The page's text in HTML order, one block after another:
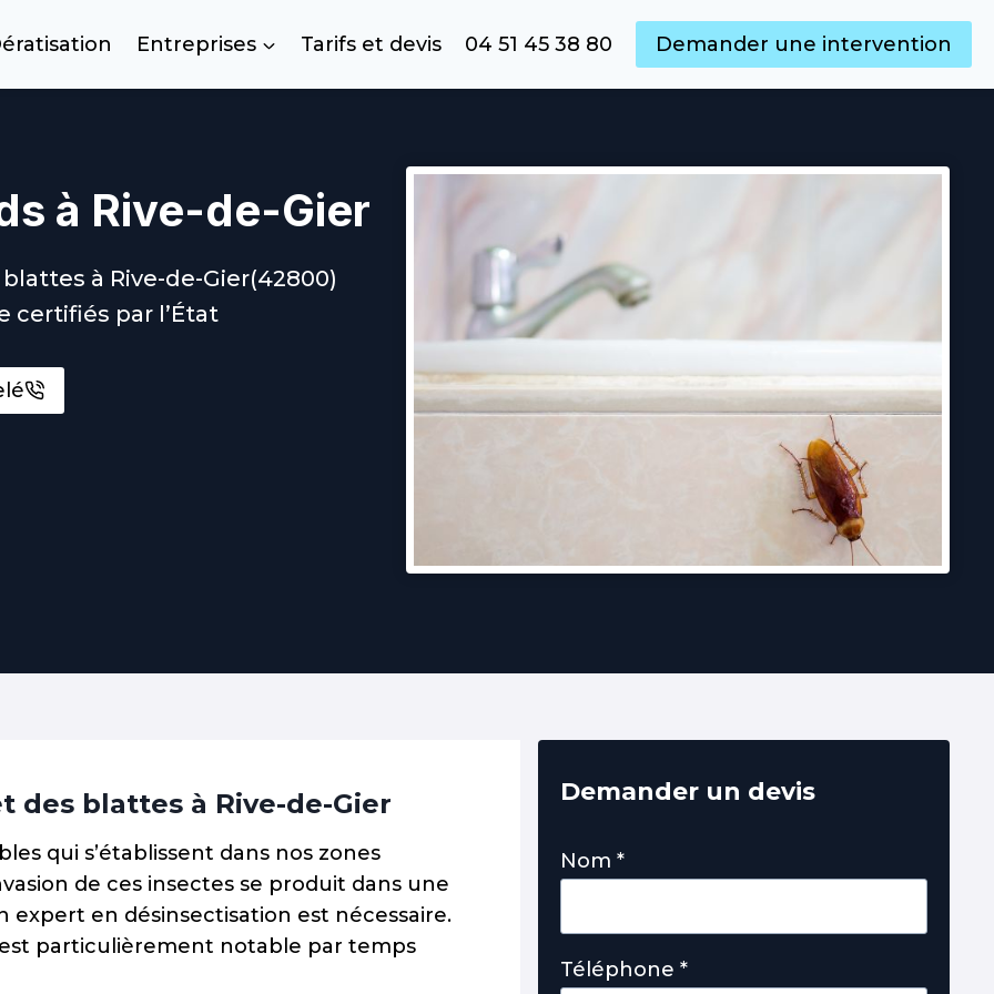
Entreprises Tarifs et devis 04 51 45 38 80 Demander une intervention
à Rive-de-Gier
à Rive-de-Gier(42800)
certifiés par l’État
des blattes à Rive-de-Gier
qui s’établissent dans nos zones
de ces insectes se produit dans une
en désinsectisation est nécessaire.
particulièrement notable par temps
Demander un devis
Nom *
Téléphone *